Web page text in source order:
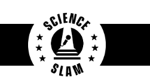
Zum
Inhalt
springen